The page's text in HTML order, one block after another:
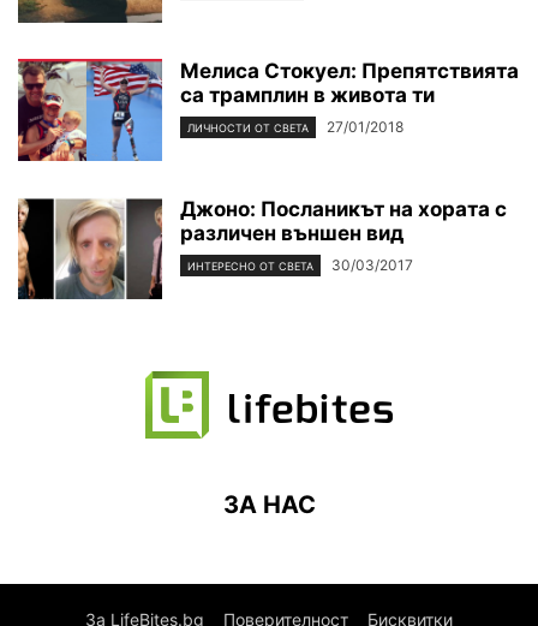
Мелиса Стокуел: Препятствията
са трамплин в живота ти
ЛИЧНОСТИ ОТ СВЕТА 27/01/2018
Джоно: Посланикът на хората с
различен външен вид
ИНТЕРЕСНО ОТ СВЕТА 30/03/2017
ЗА НАС
За LifeBites.bg Поверителност Бисквитки